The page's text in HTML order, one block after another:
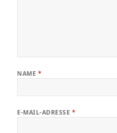
NAME *
E-MAIL-ADRESSE *